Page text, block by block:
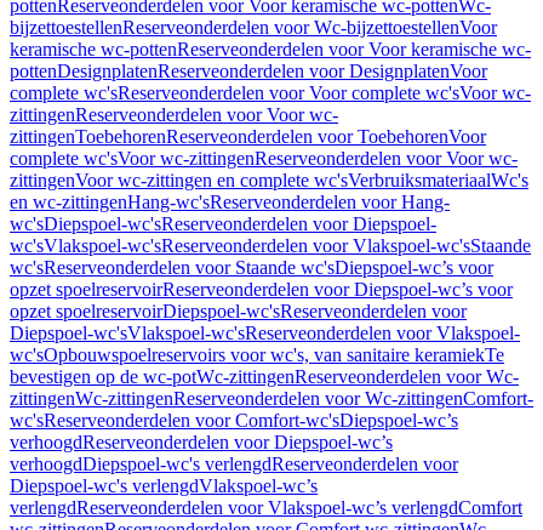
pottenReserveonderdelen voor Voor keramische wc-pottenWc-
bijzettoestellenReserveonderdelen voor Wc-bijzettoestellenVoor
keramische wc-pottenReserveonderdelen voor Voor keramische wc-
pottenDesignplatenReserveonderdelen voor DesignplatenVoor
complete wc'sReserveonderdelen voor Voor complete wc'sVoor wc-
zittingenReserveonderdelen voor Voor wc-
zittingenToebehorenReserveonderdelen voor ToebehorenVoor
complete wc'sVoor wc-zittingenReserveonderdelen voor Voor wc-
zittingenVoor wc-zittingen en complete wc'sVerbruiksmateriaalWc's
en wc-zittingenHang-wc'sReserveonderdelen voor Hang-
wc'sDiepspoel-wc'sReserveonderdelen voor Diepspoel-
wc'sVlakspoel-wc'sReserveonderdelen voor Vlakspoel-wc'sStaande
wc'sReserveonderdelen voor Staande wc'sDiepspoel-wc’s voor
opzet spoelreservoirReserveonderdelen voor Diepspoel-wc’s voor
opzet spoelreservoirDiepspoel-wc'sReserveonderdelen voor
Diepspoel-wc'sVlakspoel-wc'sReserveonderdelen voor Vlakspoel-
wc'sOpbouwspoelreservoirs voor wc's, van sanitaire keramiekTe
bevestigen op de wc-potWc-zittingenReserveonderdelen voor Wc-
zittingenWc-zittingenReserveonderdelen voor Wc-zittingenComfort-
wc'sReserveonderdelen voor Comfort-wc'sDiepspoel-wc’s
verhoogdReserveonderdelen voor Diepspoel-wc’s
verhoogdDiepspoel-wc's verlengdReserveonderdelen voor
Diepspoel-wc's verlengdVlakspoel-wc’s
verlengdReserveonderdelen voor Vlakspoel-wc’s verlengdComfort